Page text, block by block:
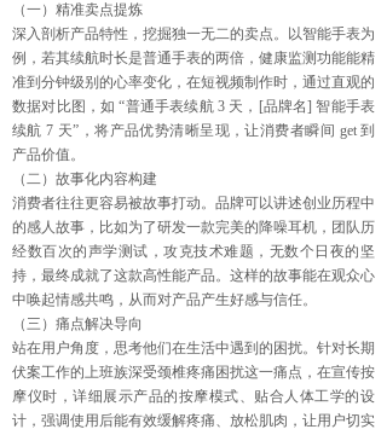
（一）精准卖点提炼
深入剖析产品特性，挖掘独一无二的卖点。以智能手表为
例，若其续航时长是普通手表的两倍，健康监测功能能精
准到分钟级别的心率变化，在短视频制作时，通过直观的
数据对比图，如 “普通手表续航 3 天，[品牌名] 智能手表
续航 7 天”，将产品优势清晰呈现，让消费者瞬间 get 到
产品价值。
（二）故事化内容构建
消费者往往更容易被故事打动。品牌可以讲述创业历程中
的感人故事，比如为了研发一款完美的降噪耳机，团队历
经数百次的声学测试，攻克技术难题，无数个日夜的坚
持，最终成就了这款高性能产品。这样的故事能在观众心
中唤起情感共鸣，从而对产品产生好感与信任。
（三）痛点解决导向
站在用户角度，思考他们在生活中遇到的困扰。针对长期
伏案工作的上班族深受颈椎疼痛困扰这一痛点，在宣传按
摩仪时，详细展示产品的按摩模式、贴合人体工学的设
计，强调使用后能有效缓解疼痛、放松肌肉，让用户切实